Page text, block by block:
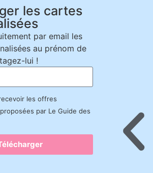
les cartes
par email les
au prénom de
lui !
les offres
par Le Guide des